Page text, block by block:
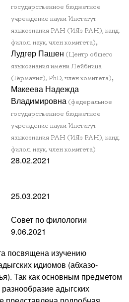
государственное бюджетное
учреждение науки Институт
языкознания РАН (ИЯз РАН), канд.
филол. наук, член комитета),
Лудгер Пашен (Центр общего
языкознания имени Лейбница
(Германия), PhD, член комитета),
Макеева Надежда
Владимировна (федеральное
государственное бюджетное
учреждение науки Институт
языкознания РАН (ИЯз РАН), канд.
филол. наук, член комитета)
28.02.2021
25.03.2021
Совет по филологии
9.06.2021
посвящена изучению
идиомов (абхазо-
Так как основным предметом
адыгских